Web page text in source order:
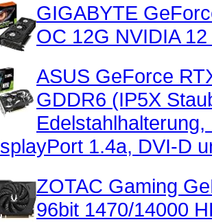
GIGABYTE
OC 12G NVIDIA
ASUS GeForce
GDDR6 (IP5X
1.4a, DVI-D
ZOTAC Gaming
96bit 1470/14000